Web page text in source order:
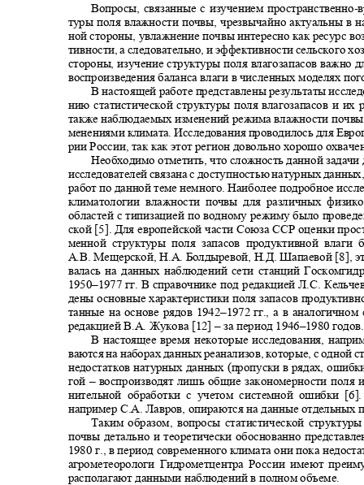
Вопросы, связанные с изучением пространственно-
туры поля влажности почвы, чрезвычайно актуальны
ной стороны, увлажнение почвы интересно как ресурс
тивности, а следовательно, и эффективности сельского
стороны, изучение структуры поля влагозапасов важно
воспроизведения баланса влаги в численных моделях
В настоящей работе представлены результаты
нию статистической структуры поля влагозапасов и
также наблюдаемых изменений режима влажности
менениями климата. Исследования проводилось для
рии России, так как этот регион довольно хорошо
Необходимо отметить, что сложность данной
исследователей связана с доступностью натурных
работ по данной теме немного. Наиболее подробное
климатологии влажности почвы для различных физико
областей с типизацией по водному режиму было
ской [5]. Для европейской части Союза ССР оценки
менной структуры поля запасов продуктивной
А.В. Мещерской, Н.А. Болдыревой, Н.Д. Шапаевой [8],
валась на данных наблюдений сети станций
1950–1977 гг. В справочнике под редакцией Л.С.
дены основные характеристики поля запасов
танные на основе рядов 1942–1972 гг., а в
редакцией В.А. Жукова [12] ‒ за период 1946–1980
В настоящее время некоторые исследования,
ваются на наборах данных реанализов, которые, с одной
недостатков натурных данных (пропуски в рядах,
гой ‒ воспроизводят лишь общие закономерности
нительной обработки с учетом системной ошибки
например С.А. Лавров, опираются на данные отдельных
Таким образом, вопросы статистической
почвы детально и теоретически обоснованно
1980 г., в период современного климата они пока
агрометеорологи Гидрометцентра России имеют
располагают данными наблюдений в полном объеме.